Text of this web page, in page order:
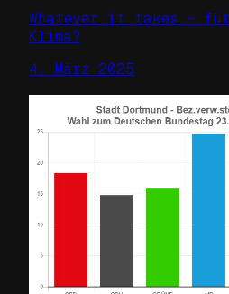
Whatever it takes – für
Klima?
4. März 2025